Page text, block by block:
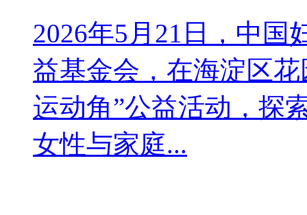
2026年5月21日，中国
益基金会，在海淀区
运动角”公益活动，探
女性与家庭...